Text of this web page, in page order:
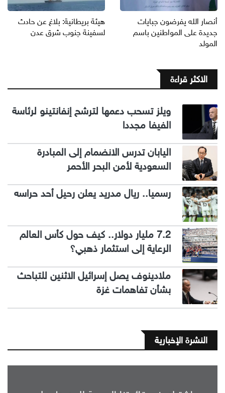
أنصار الله يفرضون جبايات
جديدة على المواطنين باسم
المولد
هيئة بريطانية: بلاغ عن حادث
لسفينة جنوب شرق عدن
الاكثر قراءة
ويلز تسحب دعمها لترشح إنفانتينو لرئاسة
الفيفا مجددا
اليابان تدرس الانضمام إلى المبادرة
السعودية لأمن البحر الأحمر
رسميا.. ريال مدريد يعلن رحيل أحد حراسه
7.2 مليار دولار.. كيف حول كأس العالم
الرعاية إلى استثمار ذهبي؟
ملادينوف يصل إسرائيل الاثنين للتباحث
بشأن تفاهمات غزة
النشرة الإخبارية